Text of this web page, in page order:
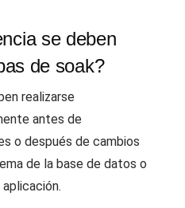
se deben
de soak?
realizarse
antes de
o después de cambios
de la base de datos o